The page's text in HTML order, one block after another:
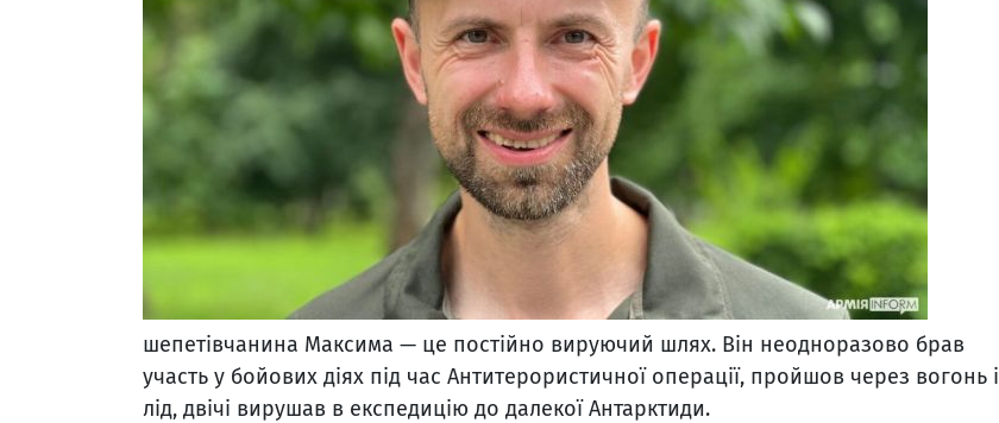
шепетівчанина Максима — це постійно вируючий шлях. Він неодноразово брав
участь у бойових діях під час Антитерористичної операції, пройшов через вогонь і
лід, двічі вирушав в експедицію до далекої Антарктиди.